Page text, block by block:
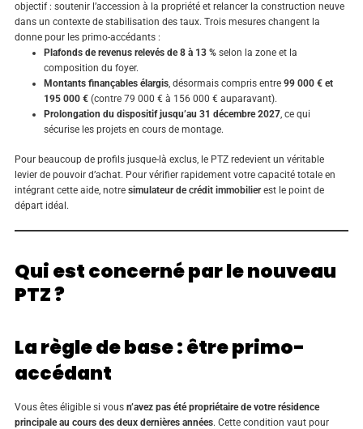
objectif : soutenir l’accession à la propriété et relancer la construction neuve
dans un contexte de stabilisation des taux. Trois mesures changent la
donne pour les primo-accédants :
Plafonds de revenus relevés de 8 à 13 % selon la zone et la
composition du foyer.
Montants finançables élargis, désormais compris entre99 000 € et
195 000 € (contre 79 000 € à 156 000 € auparavant).
Prolongation du dispositif jusqu’au 31 décembre 2027, ce qui
sécurise les projets en cours de montage.
Pour beaucoup de profils jusque-là exclus, le PTZ redevient un véritable
levier de pouvoir d’achat. Pour vérifier rapidement votre capacité totale en
intégrant cette aide, notresimulateur de crédit immobilierest le point de
départ idéal.
Qui est concerné par le nouveau
PTZ ?
La règle de base : être primo-
accédant
Vous êtes éligible si vousn’avez pas été propriétaire de votre résidence
principale au cours des deux dernières années. Cette condition vaut pour